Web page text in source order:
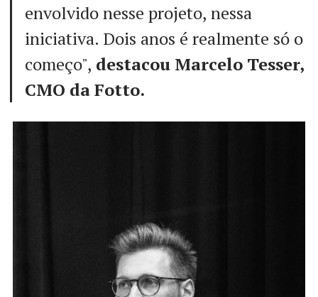
envolvido nesse projeto, nessa
iniciativa. Dois anos é realmente só o
começo", destacou Marcelo Tesser,
CMO da Fotto.